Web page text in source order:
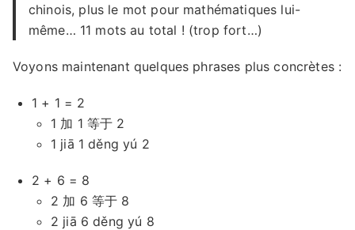
chinois, plus le mot pour mathématiques lui-
même… 11 mots au total ! (trop fort…)
Voyons maintenant quelques phrases plus concrètes :
1 + 1 = 2
1 加 1 等于 2
1 jiā 1 děng yú 2
2 + 6 = 8
2 加 6 等于 8
2 jiā 6 děng yú 8